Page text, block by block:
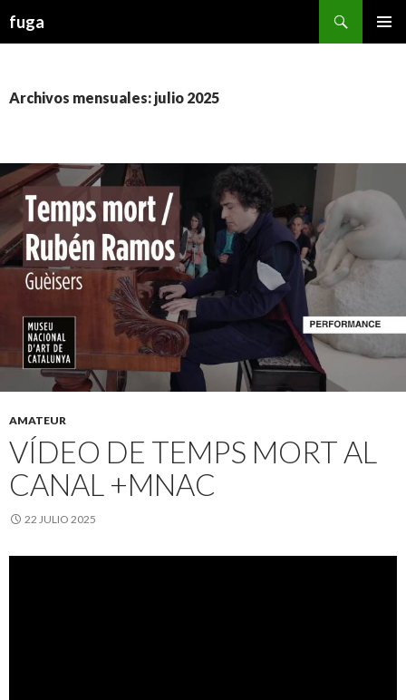
fuga
Archivos mensuales: julio 2025
AMATEUR
VÍDEO DE TEMPS MORT AL
CANAL +MNAC
22 JULIO 2025